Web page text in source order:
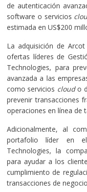
de autenticación
software o servicios
estimada en US$200
La adquisición de
ofertas líderes de
Technologies, para
avanzada a las
como servicios cloudo
prevenir transacciones
operaciones en línea de
Adicionalmente, al
portafolio líder en
Technologies, la
para ayudar a los
cumplimiento de
transacciones de